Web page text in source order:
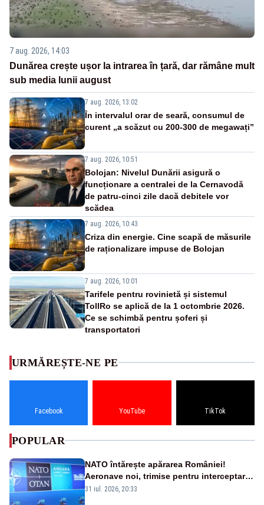
7 aug. 2026, 14:03
Dunărea crește ușor la intrarea în țară, dar rămâne mult
sub media lunii august
7 aug. 2026, 13:02
În intervalul orar de seară, consumul de
curent „a scăzut cu 200-300 de megawați”
7 aug. 2026, 10:51
Bolojan: Nivelul Dunării asigură o
funcționare a centralei de la Cernavodă
de patru-cinci zile dacă debitele vor
scădea
7 aug. 2026, 10:43
Criza din energie. Cine scapă de măsurile
de raționalizare impuse de Bolojan
7 aug. 2026, 10:01
Tarifele pentru rovinietă și sistemul
TollRo se aplică de la 1 octombrie 2026.
Ce se schimbă pentru șoferi și
transportatori
URMĂREȘTE-NE PE
Facebook YouTube TikTok
POPULAR
NATO întărește apărarea României!
Aeronave noi, trimise pentru interceptarea
și distrugerea dronelor
31 iul. 2026, 20:33